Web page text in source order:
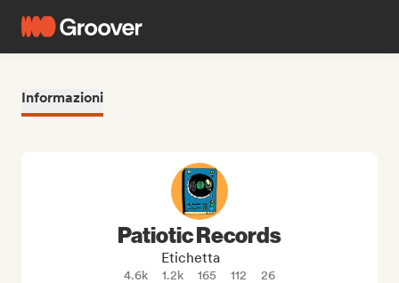
Informazioni
Patiotic Records
Etichetta
4.6k 1.2k 165 112 26